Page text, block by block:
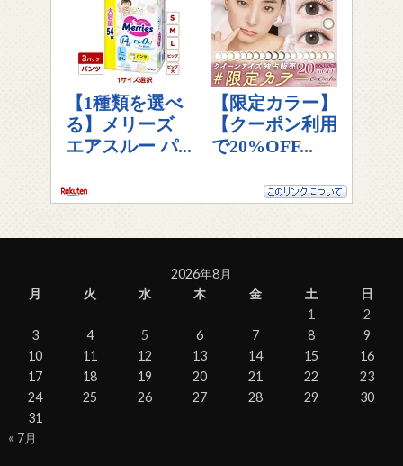
2026年8月
月
火 水 木 金 土
日
1
2
3
4 5 6 7 8
9
10
11 12 13 14 15
16
17
18 19 20 21 22
23
24
25 26 27 28 29
30
31
« 7月